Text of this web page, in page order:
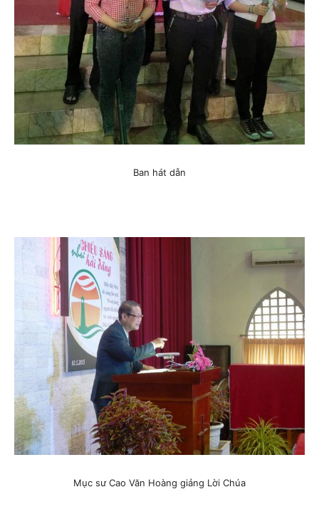
Ban hát dẫn
Mục sư Cao Văn Hoàng giảng Lời Chúa